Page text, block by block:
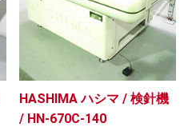
HASHIMA ハシマ / 検針機
/ HN-670C-140